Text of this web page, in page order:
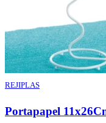
REJIPLAS
Portapapel